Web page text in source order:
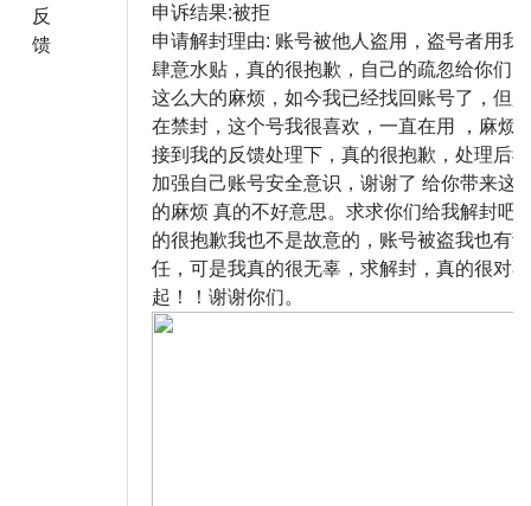
反
馈
申诉结果:被拒
申请解封理由: 账号被他人盗用，盗号者用我
肆意水贴，真的很抱歉，自己的疏忽给你们
这么大的麻烦，如今我已经找回账号了，但
在禁封，这个号我很喜欢，一直在用 ，麻烦
接到我的反馈处理下，真的很抱歉，处理后
加强自己账号安全意识，谢谢了 给你带来这
的麻烦 真的不好意思。求求你们给我解封吧
的很抱歉我也不是故意的，账号被盗我也有责
任，可是我真的很无辜，求解封，真的很对不
起！！谢谢你们。